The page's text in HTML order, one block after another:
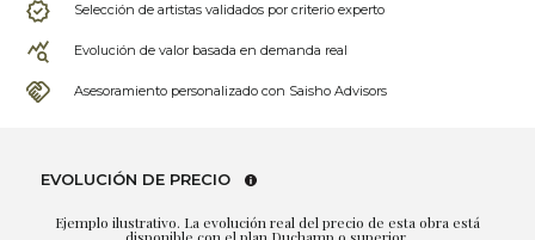
Selección de artistas validados por criterio experto
Evolución de valor basada en demanda real
Asesoramiento personalizado con Saisho Advisors
EVOLUCIÓN DE PRECIO
Ejemplo ilustrativo. La evolución real del precio de esta obra está